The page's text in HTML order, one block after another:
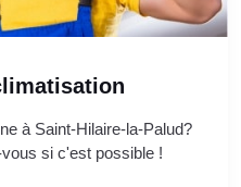
à Saint-Hilaire-la-Palud?
si c'est possible !